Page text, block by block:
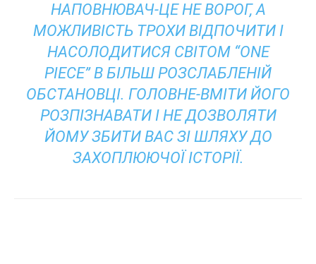
НАПОВНЮВАЧ-ЦЕ НЕ ВОРОГ, А
МОЖЛИВІСТЬ ТРОХИ ВІДПОЧИТИ І
НАСОЛОДИТИСЯ СВІТОМ “ONE
PIECE” В БІЛЬШ РОЗСЛАБЛЕНІЙ
ОБСТАНОВЦІ. ГОЛОВНЕ-ВМІТИ ЙОГО
РОЗПІЗНАВАТИ І НЕ ДОЗВОЛЯТИ
ЙОМУ ЗБИТИ ВАС ЗІ ШЛЯХУ ДО
ЗАХОПЛЮЮЧОЇ ІСТОРІЇ.